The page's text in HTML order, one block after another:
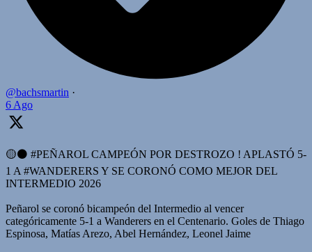
@bachsmartin ·
6 Ago
🟡⚫️ #PEÑAROL CAMPEÓN POR DESTROZO ! APLASTÓ 5-
1 A #WANDERERS Y SE CORONÓ COMO MEJOR DEL
INTERMEDIO 2026
Peñarol se coronó bicampeón del Intermedio al vencer
categóricamente 5-1 a Wanderers en el Centenario. Goles de Thiago
Espinosa, Matías Arezo, Abel Hernández, Leonel Jaime